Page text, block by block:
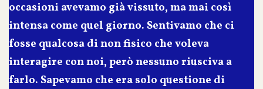
occasioni avevamo già vissuto, ma mai così
intensa come quel giorno. Sentivamo che ci
fosse qualcosa di non fisico che voleva
interagire con noi, però nessuno riusciva a
farlo. Sapevamo che era solo questione di